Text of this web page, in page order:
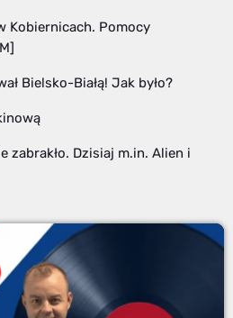
Kobiernicach. Pomocy
Bielsko-Białą! Jak było?
zabrakło. Dzisiaj m.in. Alien i